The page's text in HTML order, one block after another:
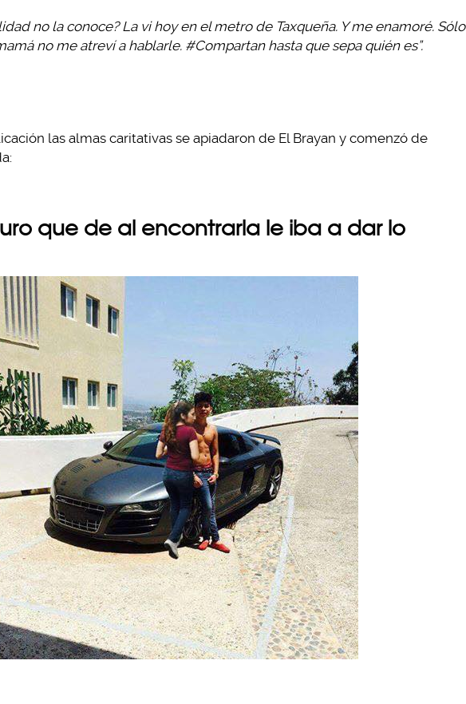
no la conoce? La vi hoy en el metro de Taxqueña. Y me enamoré. Sólo
no me atreví a hablarle. #Compartan hasta que sepa quién es”.
las almas caritativas se apiadaron de El Brayan y comenzó de
que de al encontrarla le iba a dar lo